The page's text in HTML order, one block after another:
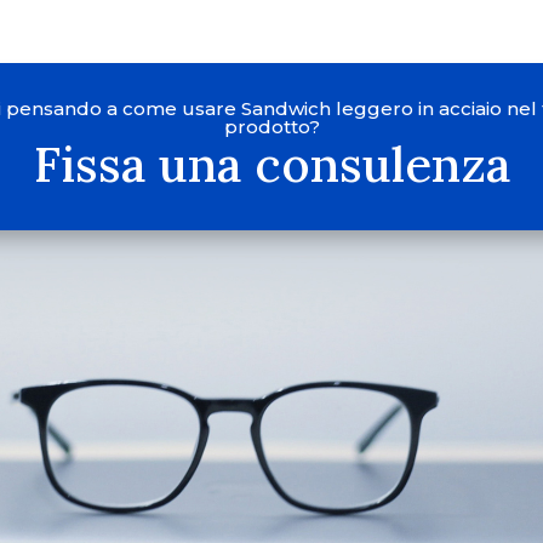
pensando a come usare Sandwich leggero in acciaio
prodotto?
Fissa una consulenza